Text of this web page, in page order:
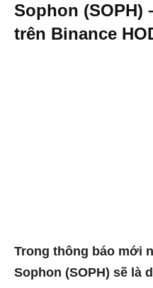
Sophon (SOPH)
trên Binance
Trong thông báo mới
Sophon (SOPH) sẽ là